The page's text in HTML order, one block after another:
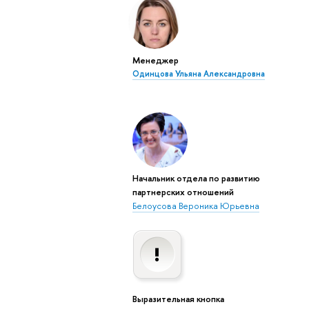
Менеджер
Одинцова Ульяна Александровна
Начальник отдела по развитию
партнерских отношений
Белоусова Вероника Юрьевна
Выразительная кнопка